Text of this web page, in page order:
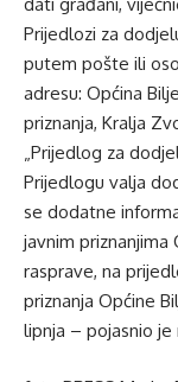
Prijedlozi za
putem pošte ili
adresu: Općina
priznanja, Kralja
„Prijedlog za
Prijedlogu valja
se dodatne
javnim priznanjima
rasprave, na
priznanja Općine
lipnja – pojasnio je